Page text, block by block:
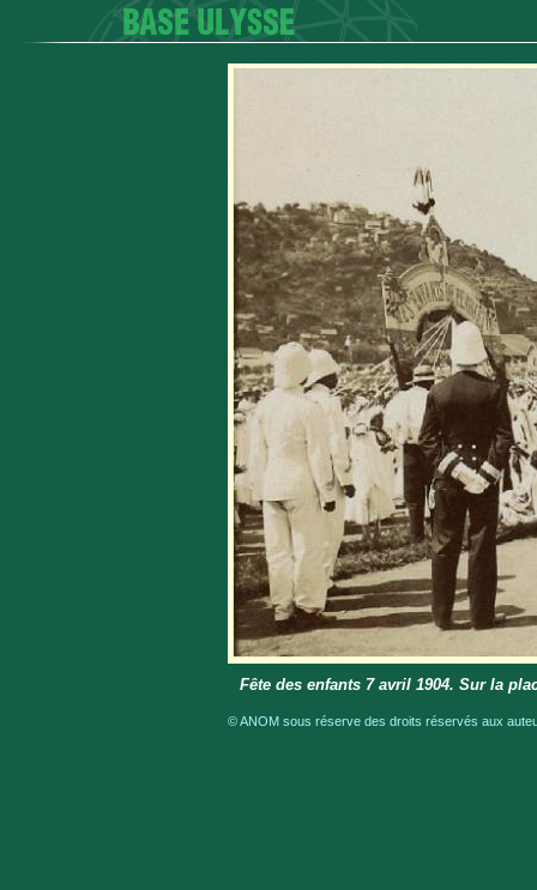
Fête des enfants 7 avril 1904. Sur la
© ANOM sous réserve des droits réservés aux